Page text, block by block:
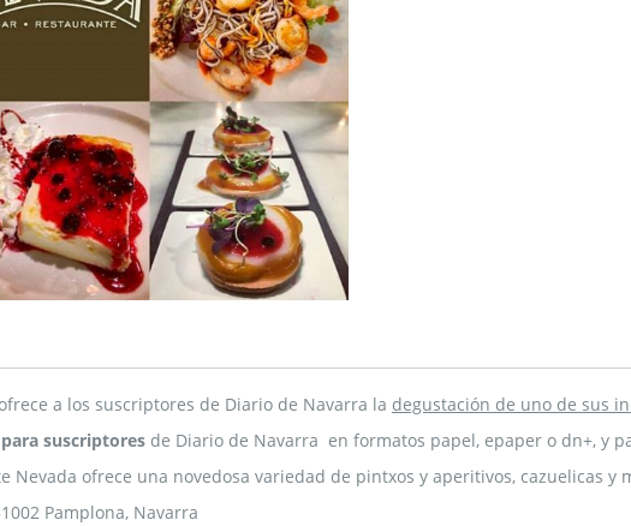
a los suscriptores de Diario de Navarra la degustación de uno de sus
suscriptores de Diario de Navarra en formatos papel, epaper o dn+, y
Nevada ofrece una novedosa variedad de pintxos y aperitivos, cazuelicas
Pamplona, Navarra